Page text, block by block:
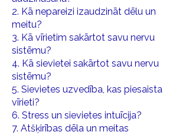
2. Kā nepareizi izaudzināt dēlu un
meitu?
3. Kā vīrietim sakārtot savu nervu
sistēmu?
4. Kā sievietei sakārtot savu nervu
sistēmu?
5. Sievietes uzvedība, kas piesaista
vīrieti?
6. Stress un sievietes intuīcija?
7. Atšķirības dēla un meitas